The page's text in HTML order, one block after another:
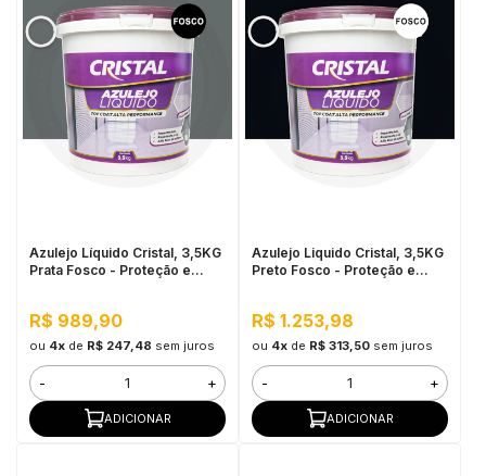
Azulejo Líquido Cristal, 3,5KG
Prata Fosco - Proteção e
R$ 989,90
ou 4xde R$ 247,48 sem juros
- +
ADICIONAR
Azulejo Liquido Cristal, 3,5KG
Preto Fosco - Proteção e
R$ 1.253,98
ou 4xde R$ 313,50 sem juros
- +
ADICIONAR